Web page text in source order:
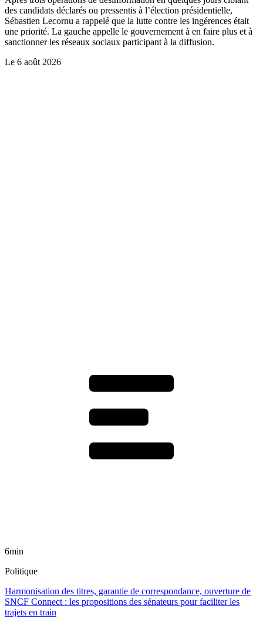
des candidats déclarés ou pressentis à l’élection présidentielle,
Sébastien Lecornu a rappelé que la lutte contre les ingérences était
une priorité. La gauche appelle le gouvernement à en faire plus et à
sanctionner les réseaux sociaux participant à la diffusion.
Le 6 août 2026
6min
Politique
Harmonisation des titres, garantie de correspondance, ouverture de
SNCF Connect : les propositions des sénateurs pour faciliter les
trajets en train